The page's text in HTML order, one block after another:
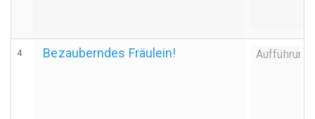
4 Bezauberndes Fräulein! Aufführung